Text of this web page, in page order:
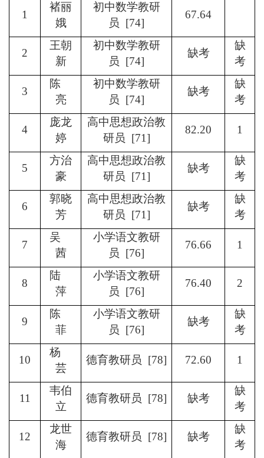
1
褚丽
娥
初中数学教研
员 [74]
67.64
2
王朝
新
初中数学教研
员 [74]
缺考
缺
考
3
陈
亮
初中数学教研
员 [74]
缺考
缺
考
4
庞龙
婷
高中思想政治教
研员 [71]
82.20 1
5
方治
豪
高中思想政治教
研员 [71]
缺考
缺
考
6
郭晓
芳
高中思想政治教
研员 [71]
缺考
缺
考
7
吴
茜
小学语文教研
员 [76]
76.66 1
8
陆
萍
小学语文教研
员 [76]
76.40 2
9
陈
菲
小学语文教研
员 [76]
缺考
缺
考
10
杨
芸
德育教研员 [78] 72.60 1
11
韦伯
立
德育教研员 [78] 缺考
缺
考
12
龙世
海
德育教研员 [78] 缺考
缺
考